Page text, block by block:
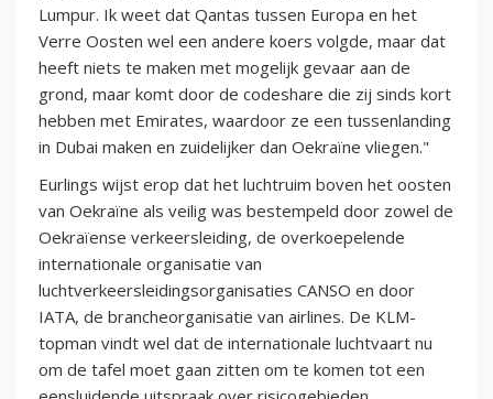
Lumpur. Ik weet dat Qantas tussen Europa en het
Verre Oosten wel een andere koers volgde, maar dat
heeft niets te maken met mogelijk gevaar aan de
grond, maar komt door de codeshare die zij sinds kort
hebben met Emirates, waardoor ze een tussenlanding
in Dubai maken en zuidelijker dan Oekraïne vliegen."
Eurlings wijst erop dat het luchtruim boven het oosten
van Oekraïne als veilig was bestempeld door zowel de
Oekraïense verkeersleiding, de overkoepelende
internationale organisatie van
luchtverkeersleidingsorganisaties CANSO en door
IATA, de brancheorganisatie van airlines. De KLM-
topman vindt wel dat de internationale luchtvaart nu
om de tafel moet gaan zitten om te komen tot een